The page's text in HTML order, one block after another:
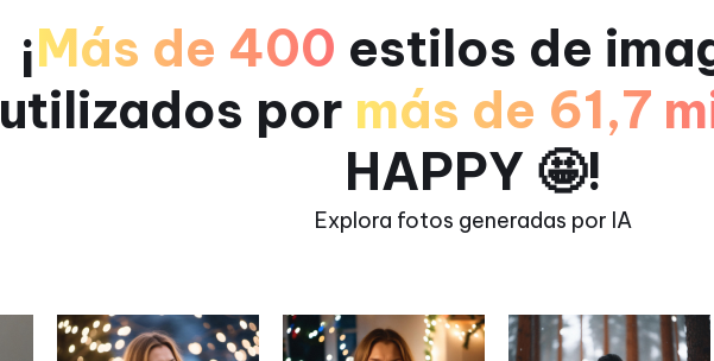
¡Más de 400 estilos de
utilizados por más de 61,7
HAPPY 🤩!
Explora fotos generadas por IA